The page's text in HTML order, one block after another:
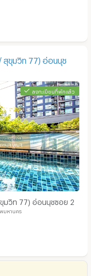
สุขุมวิท 77) อ่อนนุช
ลงทะเบียนที่พักแล้ว
มวิท 77) อ่อนนุชซอย 2
มหานคร